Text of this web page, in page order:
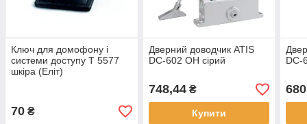
Ключ для домофону і
системи доступу Т 5577
шкіра (Еліт)
70 ₴
Дверний доводчик ATIS
DC-602 OH сірий
748,44₴
Купити
DC-